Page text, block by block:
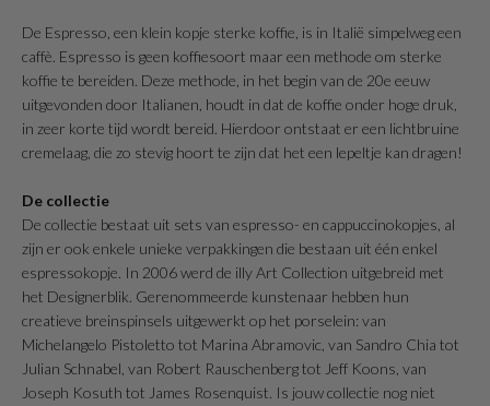
De Espresso, een klein kopje sterke koffie, is in Italië simpelweg een
caffè. Espresso is geen koffiesoort maar een methode om sterke
koffie te bereiden. Deze methode, in het begin van de 20e eeuw
uitgevonden door Italianen, houdt in dat de koffie onder hoge druk,
in zeer korte tijd wordt bereid. Hierdoor ontstaat er een lichtbruine
cremelaag, die zo stevig hoort te zijn dat het een lepeltje kan dragen!
De collectie
De collectie bestaat uit sets van espresso- en cappuccinokopjes, al
zijn er ook enkele unieke verpakkingen die bestaan uit één enkel
espressokopje. In 2006 werd de illy Art Collection uitgebreid met
het Designerblik. Gerenommeerde kunstenaar hebben hun
creatieve breinspinsels uitgewerkt op het porselein: van
Michelangelo Pistoletto tot Marina Abramovic, van Sandro Chia tot
Julian Schnabel, van Robert Rauschenberg tot Jeff Koons, van
Joseph Kosuth tot James Rosenquist. Is jouw collectie nog niet